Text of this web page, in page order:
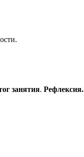
занятия. Рефлексия.